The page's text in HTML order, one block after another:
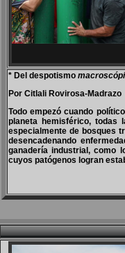
* Del despotismo
Por Citlali Rovirosa-Madrazo
Todo empezó cuando
planeta hemisférico, todas
especialmente de bosques
desencadenando
ganadería industrial, como
cuyos patógenos logran